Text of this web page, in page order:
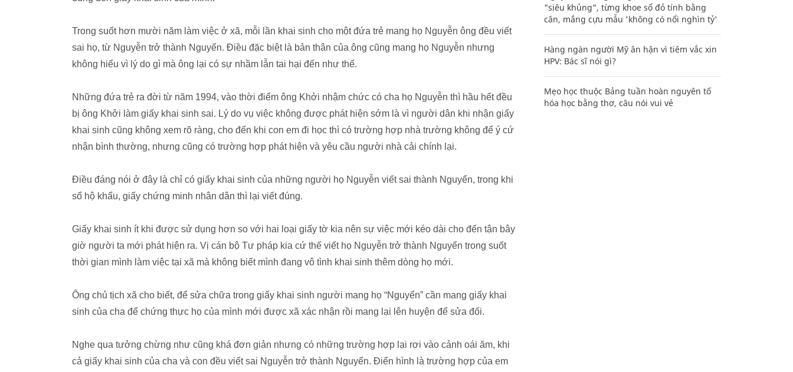
Trong suốt hơn mười năm làm việc ở xã, mỗi lần khai sinh cho một đứa trẻ mang họ Nguyễn ông đều viết
sai họ, từ Nguyễn trở thành Nguyển. Điều đặc biệt là bản thân của ông cũng mang họ Nguyễn nhưng
không hiểu vì lý do gì mà ông lại có sự nhầm lẫn tai hại đến như thế.
Những đứa trẻ ra đời từ năm 1994, vào thời điểm ông Khởi nhậm chức có cha họ Nguyễn thì hầu hết đều
bị ông Khởi làm giấy khai sinh sai. Lý do vụ việc không được phát hiện sớm là vì người dân khi nhận giấy
khai sinh cũng không xem rõ ràng, cho đến khi con em đi học thì có trường hợp nhà trường không để ý cứ
nhận bình thường, nhưng cũng có trường hợp phát hiện và yêu cầu người nhà cải chính lại.
Điều đáng nói ở đây là chỉ có giấy khai sinh của những người họ Nguyễn viết sai thành Nguyển, trong khi
sổ hộ khẩu, giấy chứng minh nhân dân thì lại viết đúng.
Giấy khai sinh ít khi được sử dụng hơn so với hai loại giấy tờ kia nên sự việc mới kéo dài cho đến tận bây
giờ người ta mới phát hiện ra. Vị cán bộ Tư pháp kia cứ thế viết họ Nguyễn trở thành Nguyển trong suốt
thời gian mình làm việc tại xã mà không biết mình đang vô tình khai sinh thêm dòng họ mới.
Ông chủ tịch xã cho biết, để sửa chữa trong giấy khai sinh người mang họ “Nguyển” cần mang giấy khai
sinh của cha để chứng thực họ của mình mới được xã xác nhận rồi mang lại lên huyện để sửa đổi.
Nghe qua tưởng chừng như cũng khá đơn giản nhưng có những trường hợp lại rơi vào cảnh oái ăm, khi
cả giấy khai sinh của cha và con đều viết sai Nguyễn trở thành Nguyển. Điển hình là trường hợp của em
"siêu khủng", từng khoe sổ đỏ tính bằng
cân, mắng cựu mẫu 'không có nổi nghìn tỷ'
Hàng ngàn người Mỹ ân hận vì tiêm vắc xin
HPV: Bác sĩ nói gì?
Mẹo học thuộc Bảng tuần hoàn nguyên tố
hóa học bằng thơ, câu nói vui vẻ